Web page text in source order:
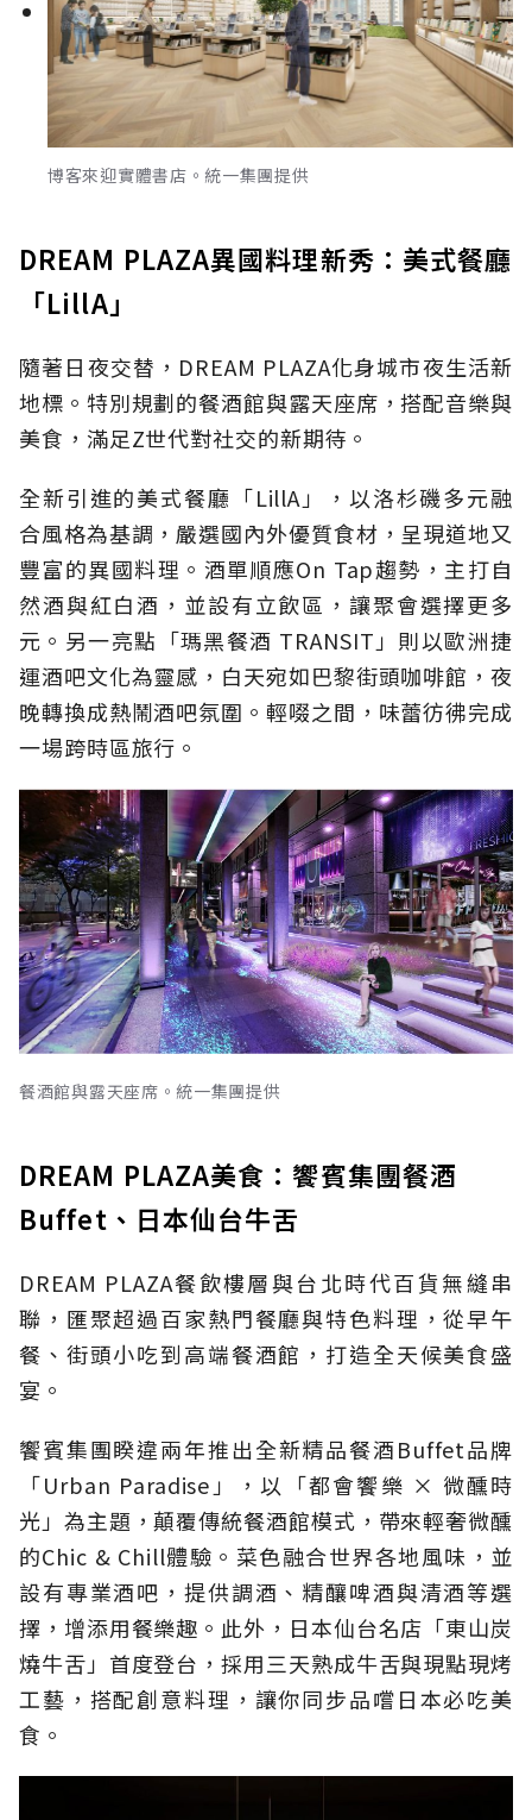
博客來迎實體書店。統一集團提供
DREAM PLAZA異國料理新秀：美式餐廳
「LillA」
隨著日夜交替，DREAM PLAZA化身城市夜生活新
地標。特別規劃的餐酒館與露天座席，搭配音樂與
美食，滿足Z世代對社交的新期待。
全新引進的美式餐廳「LillA」，以洛杉磯多元融
合風格為基調，嚴選國內外優質食材，呈現道地又
豐富的異國料理。酒單順應On Tap趨勢，主打自
然酒與紅白酒，並設有立飲區，讓聚會選擇更多
元。另一亮點「瑪黑餐酒 TRANSIT」則以歐洲捷
運酒吧文化為靈感，白天宛如巴黎街頭咖啡館，夜
晚轉換成熱鬧酒吧氛圍。輕啜之間，味蕾彷彿完成
一場跨時區旅行。
餐酒館與露天座席。統一集團提供
DREAM PLAZA美食：饗賓集團餐酒
Buffet、日本仙台牛舌
DREAM PLAZA餐飲樓層與台北時代百貨無縫串
聯，匯聚超過百家熱門餐廳與特色料理，從早午
餐、街頭小吃到高端餐酒館，打造全天候美食盛
宴。
饗賓集團睽違兩年推出全新精品餐酒Buffet品牌
「Urban Paradise」，以「都會饗樂 × 微醺時
光」為主題，顛覆傳統餐酒館模式，帶來輕奢微醺
的Chic & Chill體驗。菜色融合世界各地風味，並
設有專業酒吧，提供調酒、精釀啤酒與清酒等選
擇，增添用餐樂趣。此外，日本仙台名店「東山炭
燒牛舌」首度登台，採用三天熟成牛舌與現點現烤
工藝，搭配創意料理，讓你同步品嚐日本必吃美
食。